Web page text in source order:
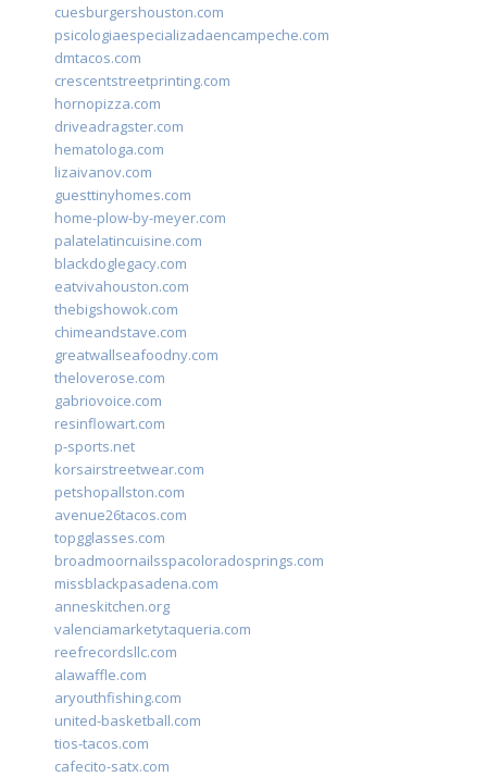
cuesburgershouston.com
psicologiaespecializadaencampeche.com
dmtacos.com
crescentstreetprinting.com
hornopizza.com
driveadragster.com
hematologa.com
lizaivanov.com
guesttinyhomes.com
home-plow-by-meyer.com
palatelatincuisine.com
blackdoglegacy.com
eatvivahouston.com
thebigshowok.com
chimeandstave.com
greatwallseafoodny.com
theloverose.com
gabriovoice.com
resinflowart.com
p-sports.net
korsairstreetwear.com
petshopallston.com
avenue26tacos.com
topgglasses.com
broadmoornailsspacoloradosprings.com
missblackpasadena.com
anneskitchen.org
valenciamarketytaqueria.com
reefrecordsllc.com
alawaffle.com
aryouthfishing.com
united-basketball.com
tios-tacos.com
cafecito-satx.com